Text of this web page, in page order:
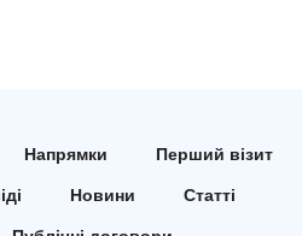
Напрямки Перший візит
Новини Статті